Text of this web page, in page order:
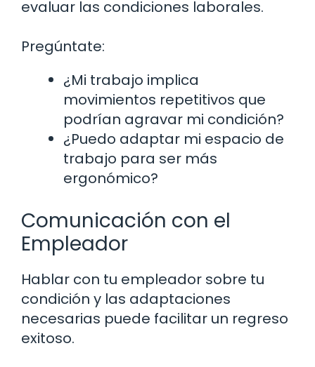
evaluar las condiciones laborales.
Pregúntate:
¿Mi trabajo implica
movimientos repetitivos que
podrían agravar mi condición?
¿Puedo adaptar mi espacio de
trabajo para ser más
ergonómico?
Comunicación con el
Empleador
Hablar con tu empleador sobre tu
condición y las adaptaciones
necesarias puede facilitar un regreso
exitoso.